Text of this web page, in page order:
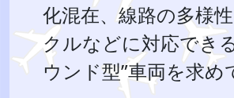
化混在、線路の多様
クルなどに対応でき
ウンド型”車両を求め